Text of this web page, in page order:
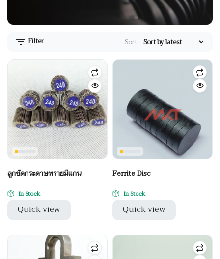
Filter Sort:
ลูกขัดกระดาษทรายมีแกน
In Stock
Quick view
Ferrite Disc
In Stock
Quick view